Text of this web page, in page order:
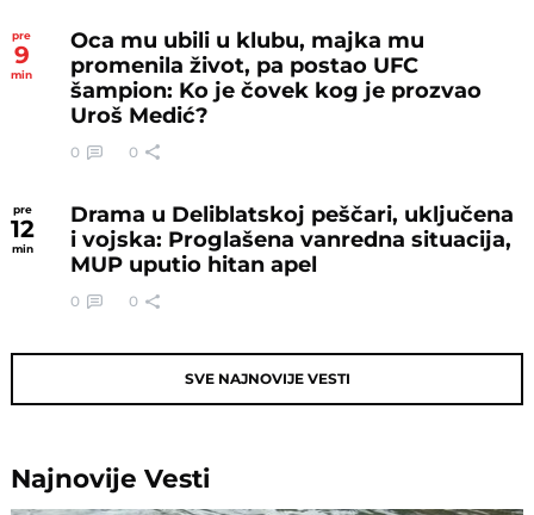
pre
9
min
Oca mu ubili u klubu, majka mu
promenila život, pa postao UFC
šampion: Ko je čovek kog je prozvao
Uroš Medić?
0 0
pre
12
min
Drama u Deliblatskoj peščari, uključena
i vojska: Proglašena vanredna situacija,
MUP uputio hitan apel
0 0
SVE NAJNOVIJE VESTI
NajnovijeVesti